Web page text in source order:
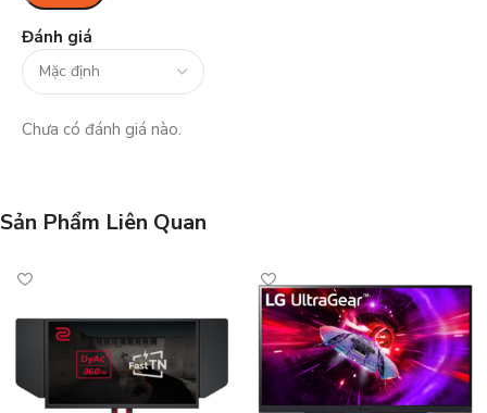
Đánh giá
Chưa có đánh giá nào.
Sản Phẩm Liên Quan